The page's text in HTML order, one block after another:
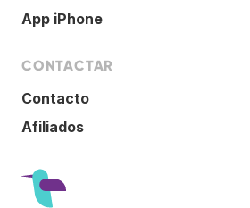
App iPhone
CONTACTAR
Contacto
Afiliados